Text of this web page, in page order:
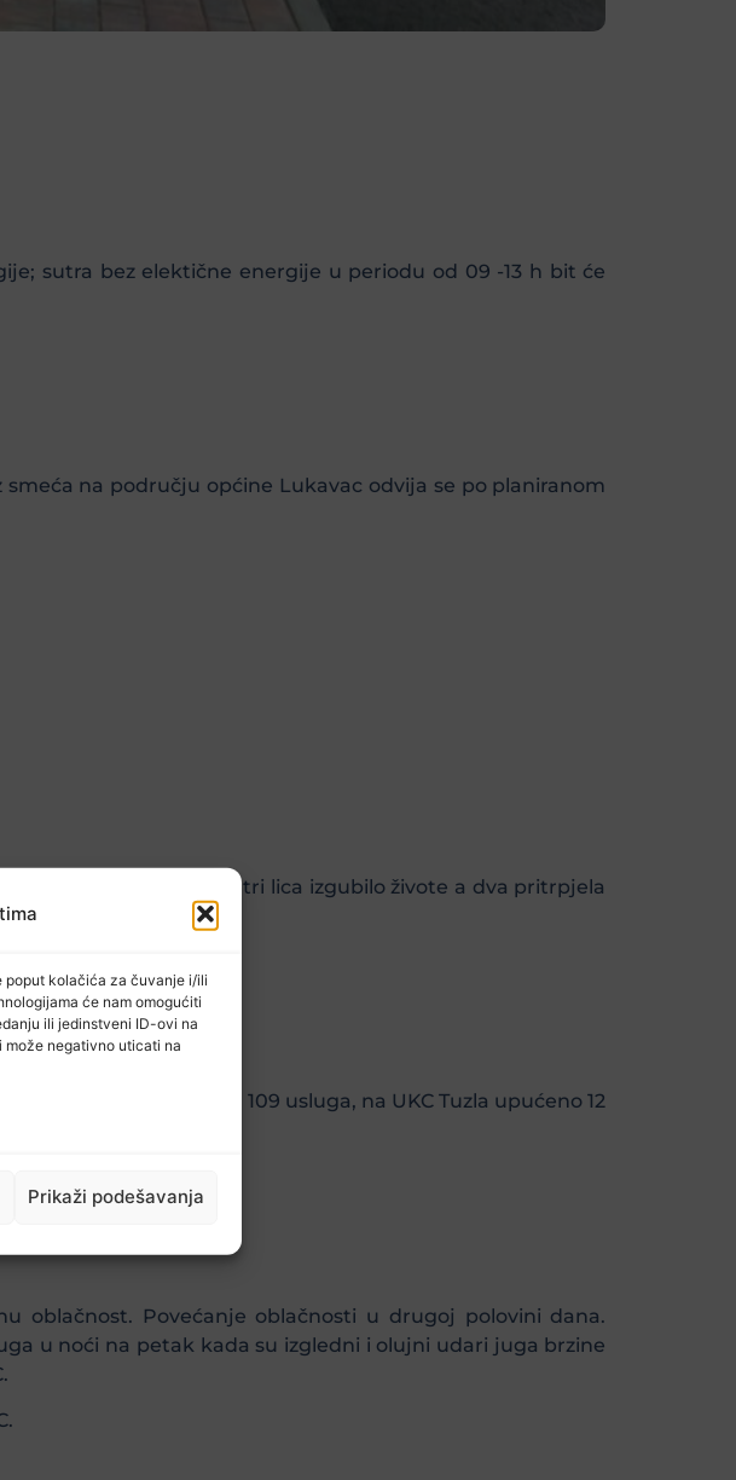
poput kolačića za čuvanje i/ili
će nam omogućiti
ili jedinstveni ID-ovi na
negativno uticati na
Prikaži podešavanja
sutra bez elektične energije u periodu od 09 -13 h bit će
smeća na području općine Lukavac odvija se po planiranom
nesreća u kojoj je tri lica izgubilo živote a dva pritrpjela
tehničari pružili su 109 usluga, na UKC Tuzla upućeno 12
oblačnost. Povećanje oblačnosti u drugoj polovini dana.
u noći na petak kada su izgledni i olujni udari juga brzine